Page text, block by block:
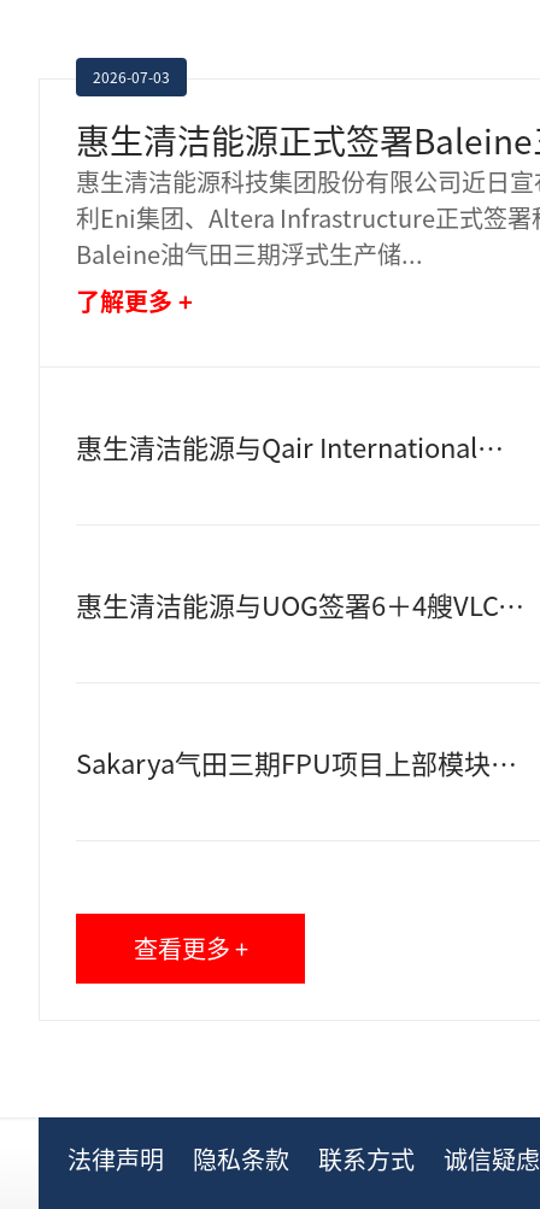
2026-07-03
惠生清洁能源科技集团股份有限公司近日
利Eni集团、Altera Infrastructure正式签署
Baleine油气田三期浮式生产储...
了解更多 +
惠生清洁能源与Qair International正式签署战略合作协议
惠生清洁能源与UOG签署6＋4艘VLCC建造合同
Sakarya气田三期FPU项目上部模块正式开建
查看更多 +
法律声明 隐私条款 联系方式 诚信疑